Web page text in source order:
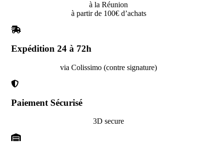
à la Réunion
à partir de 100€ d’achats
Expédition 24 à 72h
via Colissimo (contre signature)
Paiement Sécurisé
3D secure